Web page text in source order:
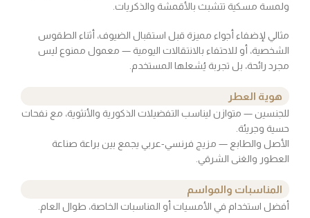
ولمسة مسكية تتشبث بالأقمشة والذكريات.
مثالي لإضفاء أجواء مميزة قبل استقبال الضيوف، أثناء الطقوس
الشخصية، أو للاحتفاء بالانتقالات اليومية — معمول ممنوع ليس
مجرد رائحة، بل تجربة يُشعلها المستخدم.
هوية العطر
للجنسين — متوازن ليناسب التفضيلات الذكورية والأنثوية، مع نفحات
حسية وجريئة.
الأصل والطابع — مزيج فرنسي-عربي يجمع بين براعة صناعة
العطور والغنى الشرقي.
المناسبات والمواسم
أفضل استخدام في الأمسيات أو المناسبات الخاصة، طوال العام.